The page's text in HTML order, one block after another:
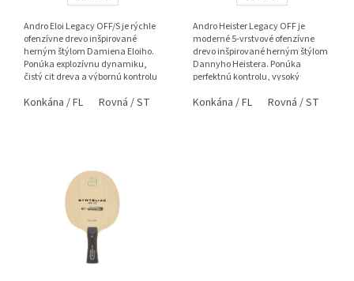
Andro Eloi Legacy OFF/S je rýchle
ofenzívne drevo inšpirované
herným štýlom Damiena Eloiho.
Ponúka explozívnu dynamiku,
čistý cit dreva a výbornú kontrolu
Konkána / FL Rovná / ST Anatomická / AN
Andro Heister Legacy OFF je
moderné 5-vrstvové ofenzívne
drevo inšpirované herným štýlom
Dannyho Heistera. Ponúka
perfektnú kontrolu, vysoký
cit...
Konkána / FL Rovná / ST